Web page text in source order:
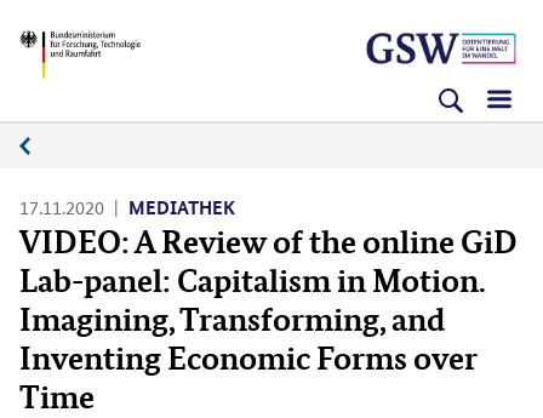
zum
(Eingabetaste)
zum
(Eingabetaste)
zur
(Eingabetaste)
BMFTR
17.11.2020 MEDIATHEK
VIDEO: A Review of the online GiD
Lab-panel: Capitalism in Motion.
Imagining, Transforming, and
Inventing Economic Forms over
Time